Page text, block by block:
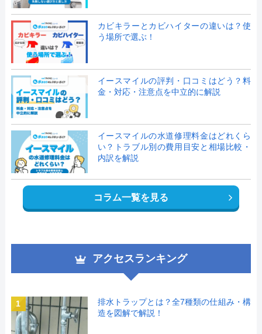
カビキラーとカビハイターの違いは？使
う場所で選ぶ！
イースマイルの評判・口コミはどう？料
金・対応・注意点を中立的に解説
イースマイルの水道修理料金はどれくら
い？トラブル別の費用目安と相場比較・
内訳を解説
コラム一覧を見る
アクセスランキング
1
排水トラップとは？全7種類の仕組み・構
造を図解で解説！